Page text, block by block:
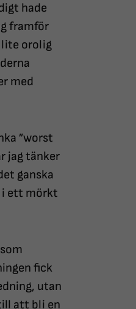
hade
framför
lite orolig
med
”worst
jag tänker
ganska
i ett mörkt
fick
utan
att bli en